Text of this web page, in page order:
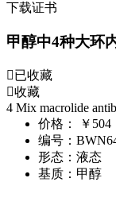
下载证书
甲醇中4种大环
已收藏
收藏
4 Mix macrolide
价格：
￥504
编号：
形态： 液态
基质： 甲醇